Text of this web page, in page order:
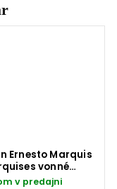
Ernesto Marquis
vonné
v predajni